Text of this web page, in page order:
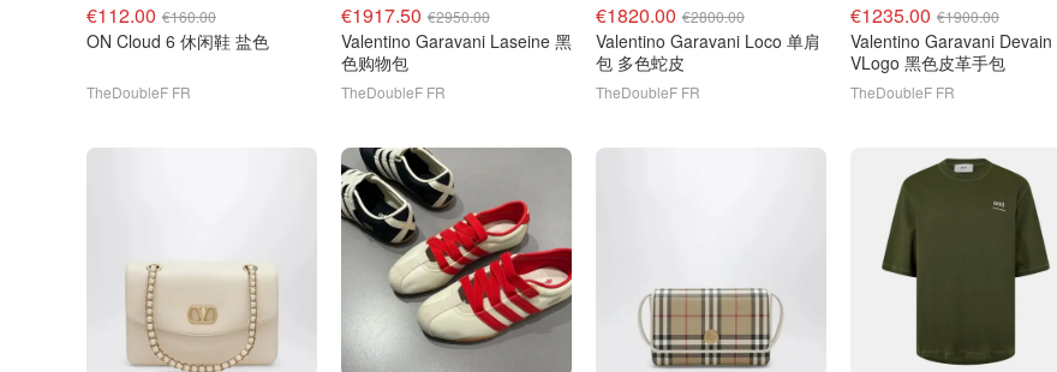
€112.00 €160.00
ON Cloud 6 休闲鞋 盐色
TheDoubleF FR
€1917.50 €2950.00
Valentino Garavani Laseine 黑
色购物包
TheDoubleF FR
€1820.00 €2800.00
Valentino Garavani Loco 单肩
包 多色蛇皮
TheDoubleF FR
€1235.00 €1900.00
Valentino Garavani Devain
VLogo 黑色皮革手包
TheDoubleF FR